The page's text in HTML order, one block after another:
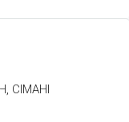
CIMAHI